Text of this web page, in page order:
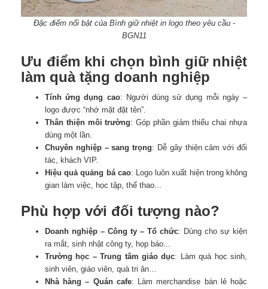
Đặc điểm nổi bật của Bình giữ nhiệt in logo theo yêu cầu -
BGN11
Ưu điểm khi chọn bình giữ nhiệt
làm quà tặng doanh nghiệp
Tính ứng dụng cao: Người dùng sử dụng mỗi ngày –
logo được “nhớ mặt đặt tên”.
Thân thiện môi trường: Góp phần giảm thiểu chai nhựa
dùng một lần.
Chuyên nghiệp – sang trọng: Dễ gây thiện cảm với đối
tác, khách VIP.
Hiệu quả quảng bá cao: Logo luôn xuất hiện trong không
gian làm việc, học tập, thể thao...
Phù hợp với đối tượng nào?
Doanh nghiệp – Công ty – Tổ chức: Dùng cho sự kiện
ra mắt, sinh nhật công ty, họp báo...
Trường học – Trung tâm giáo dục: Làm quà học sinh,
sinh viên, giáo viên, quà tri ân…
Nhà hàng – Quán cafe: Làm merchandise bán lẻ hoặc